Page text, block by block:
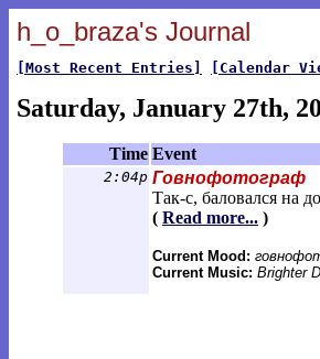
h_o_braza's Journal
[Most Recent Entries] [Calendar
Saturday, January 27th,
Time Event
2:04p Говнофотограф
Так-с, баловался на
( Read more... )
Current Mood:
Current Music: Brighter